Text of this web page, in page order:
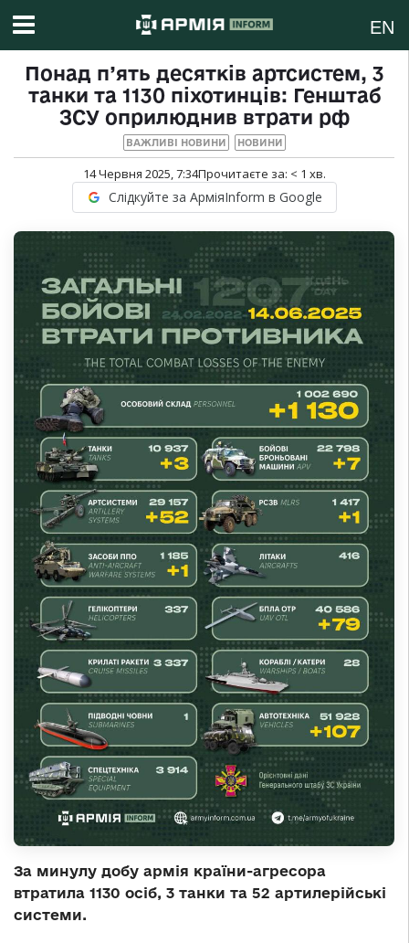
EN
Понад п’ять десятків артсистем, 3
танки та 1130 піхотинців: Генштаб
ЗСУ оприлюднив втрати рф
ВАЖЛИВІ НОВИНИ НОВИНИ
14 Червня 2025, 7:34Прочитаєте за: < 1 хв.
Слідкуйте за АрміяInform в Google
За минулу добу армія країни-агресора
втратила 1130 осіб, 3 танки та 52 артилерійські
системи.